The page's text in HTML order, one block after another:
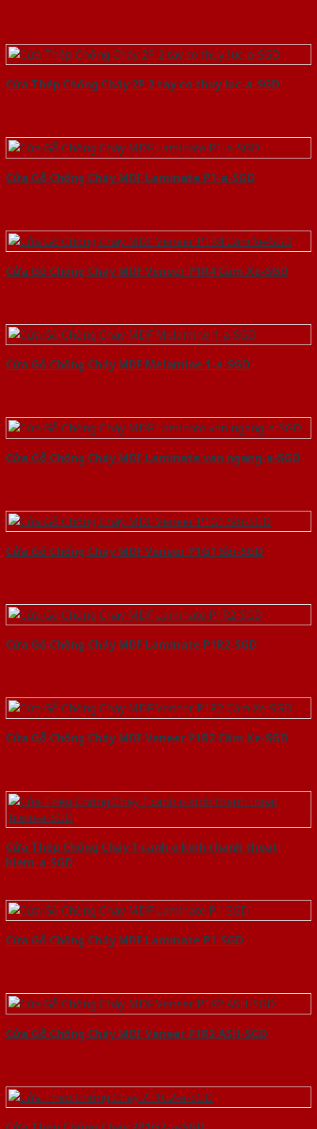
Cửa Thép Chống Cháy 2P 2 tay co thuy luc-a-SGD
Cửa Gỗ Chống Cháy MDF Laminate P1-a-SGD
Cửa Gỗ Chống Cháy MDF Veneer P1R4 Căm Xe-SGD
Cửa Gỗ Chống Cháy MDF Melamine 1-a-SGD
Cửa Gỗ Chống Cháy MDF Laminate van ngang-a-SGD
Cửa Gỗ Chống Cháy MDF Veneer P1G1 Sồi-SGD
Cửa Gỗ Chống Cháy MDF Laminate P1R2-SGD
Cửa Gỗ Chống Cháy MDF Veneer P1R2 Căm Xe-SGD
Cửa Thép Chống Cháy 1 canh o kinh thanh thoat
hiem-a-SGD
Cửa Gỗ Chống Cháy MDF Laminate P1-SGD
Cửa Gỗ Chống Cháy MDF Veneer P1R2 ASH-SGD